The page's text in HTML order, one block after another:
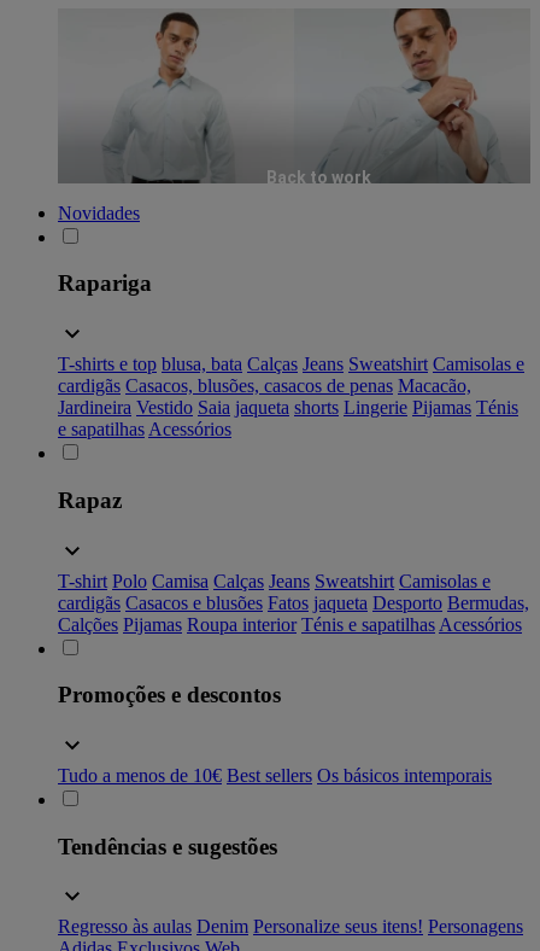
Back to work
Novidades
Rapariga
T-shirts e top blusa, bata Calças Jeans Sweatshirt Camisolas e
cardigãs Casacos, blusões, casacos de penas Macacão,
Jardineira Vestido Saia jaqueta shorts Lingerie Pijamas Ténis
e sapatilhas Acessórios
Rapaz
T-shirt Polo Camisa Calças Jeans Sweatshirt Camisolas e
cardigãs Casacos e blusões Fatos jaqueta Desporto Bermudas,
Calções Pijamas Roupa interior Ténis e sapatilhas Acessórios
Promoções e descontos
Tudo a menos de 10€ Best sellers Os básicos intemporais
Tendências e sugestões
Regresso às aulas Denim Personalize seus itens! Personagens